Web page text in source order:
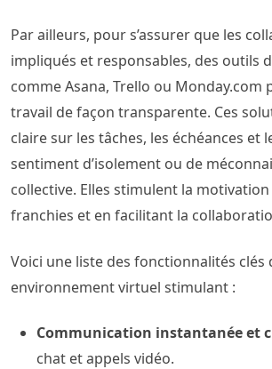
Par ailleurs, pour s’assurer que les
impliqués et responsables, des outils
comme Asana, Trello ou Monday.com
travail de façon transparente. Ces
claire sur les tâches, les échéances et
sentiment d’isolement ou de
collective. Elles stimulent la
franchies et en facilitant la
Voici une liste des fonctionnalités
environnement virtuel stimulant :
Communication instantanée et
chat et appels vidéo.